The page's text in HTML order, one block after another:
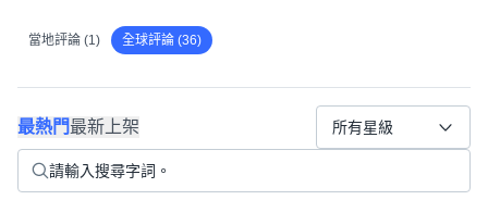
當地評論 (1) 全球評論 (36)
最熱門最新上架 所有星級